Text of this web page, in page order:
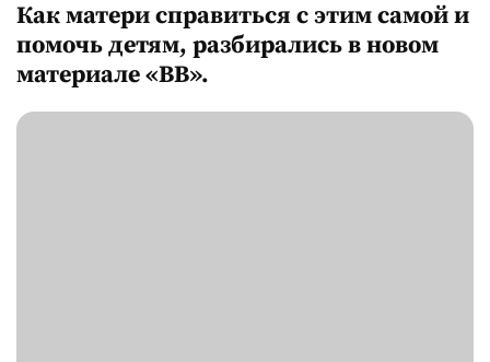
Как матери справиться с этим самой и
помочь детям, разбирались в новом
материале «ВВ».